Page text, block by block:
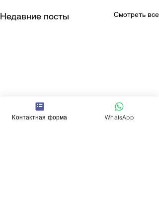
Недавние посты Смотреть все
Контактная форма WhatsApp